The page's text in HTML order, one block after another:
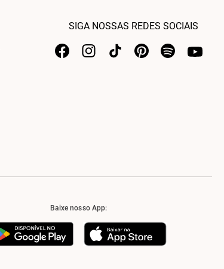
SIGA NOSSAS REDES SOCIAIS
Baixe nosso App: